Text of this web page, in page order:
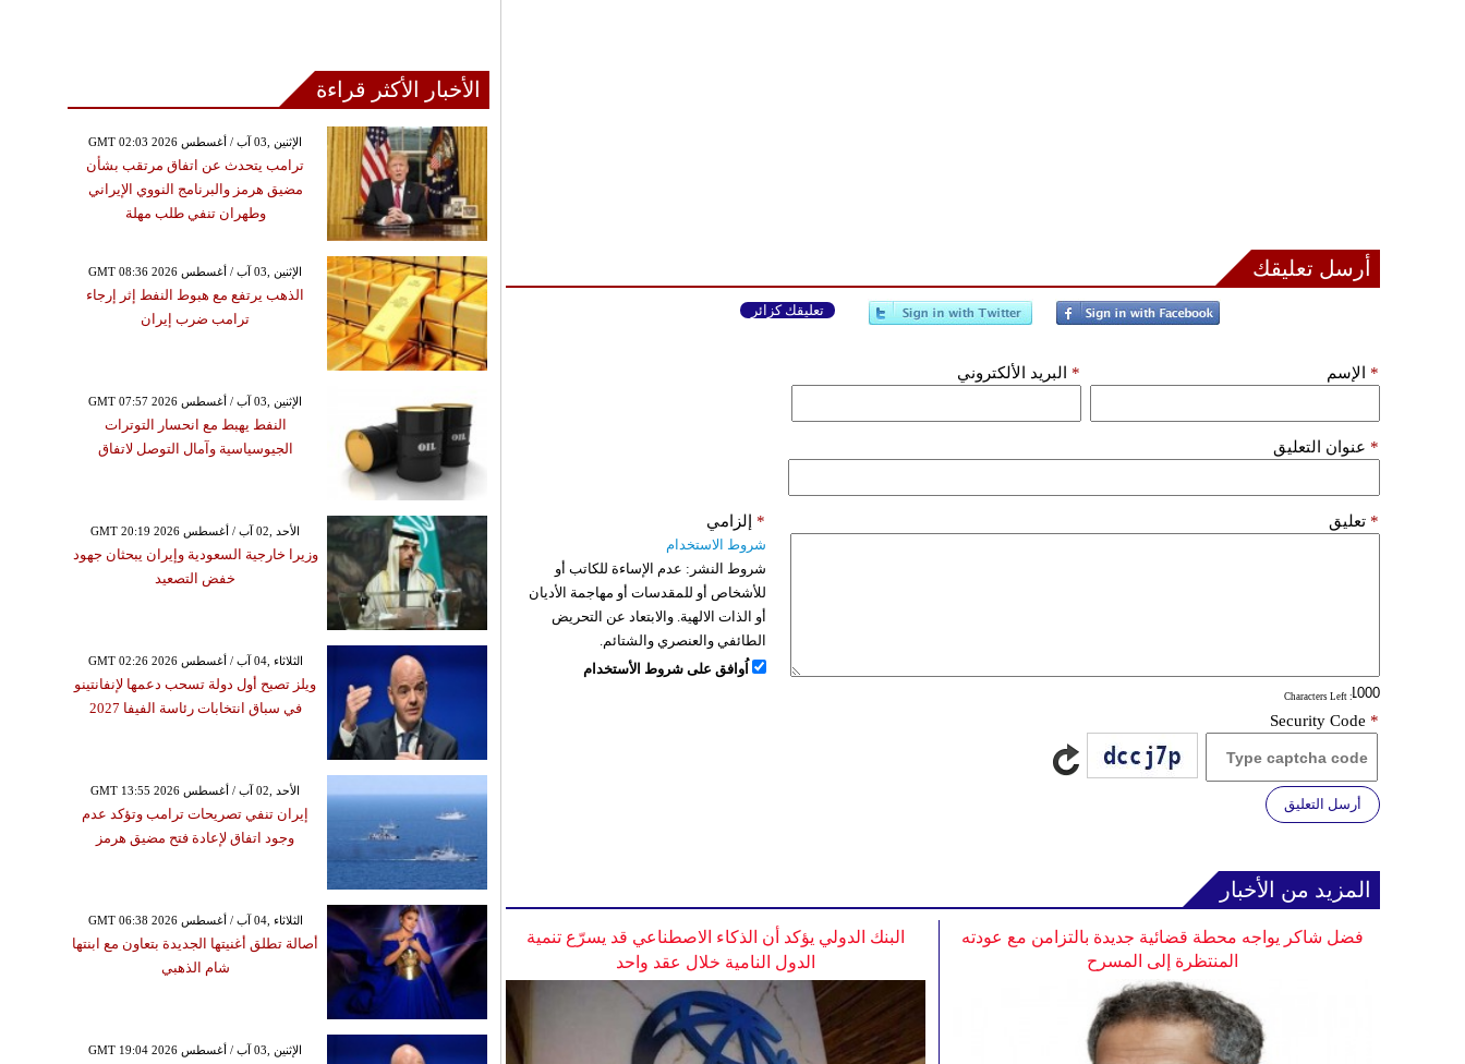
أرسل تعليقك
تعليقك كزائر
الإسم * البريد الألكتروني *
عنوان التعليق *
تعليق *
: Characters Left
إلزامي *
شروط الاستخدام
شروط النشر: عدم الإساءة للكاتب أو
للأشخاص أو للمقدسات أو مهاجمة الأديان
أو الذات الالهية. والابتعاد عن التحريض
الطائفي والعنصري والشتائم.
اُوافق على شروط الأستخدام
Security Code *
أرسل التعليق
المزيد من الأخبار
البنك الدولي يؤكد أن الذكاء الاصطناعي قد يسرّع تنمية
الدول النامية خلال عقد واحد
فضل شاكر يواجه محطة قضائية جديدة بالتزامن مع عودته
المنتظرة إلى المسرح
الأخبار الأكثر قراءة
GMT 02:03 2026 الإثنين ,03 آب / أغسطس
ترامب يتحدث عن اتفاق مرتقب بشأن
مضيق هرمز والبرنامج النووي الإيراني
وطهران تنفي طلب مهلة
GMT 08:36 2026 الإثنين ,03 آب / أغسطس
الذهب يرتفع مع هبوط النفط إثر إرجاء
ترامب ضرب إيران
GMT 07:57 2026 الإثنين ,03 آب / أغسطس
النفط يهبط مع انحسار التوترات
الجيوسياسية وآمال التوصل لاتفاق
GMT 20:19 2026 الأحد ,02 آب / أغسطس
وزيرا خارجية السعودية وإيران يبحثان جهود
خفض التصعيد
GMT 02:26 2026 الثلاثاء ,04 آب / أغسطس
ويلز تصبح أول دولة تسحب دعمها لإنفانتينو
في سباق انتخابات رئاسة الفيفا 2027
GMT 13:55 2026 الأحد ,02 آب / أغسطس
إيران تنفي تصريحات ترامب وتؤكد عدم
وجود اتفاق لإعادة فتح مضيق هرمز
GMT 06:38 2026 الثلاثاء ,04 آب / أغسطس
أصالة تطلق أغنيتها الجديدة بتعاون مع ابنتها
شام الذهبي
GMT 19:04 2026 الإثنين ,03 آب / أغسطس